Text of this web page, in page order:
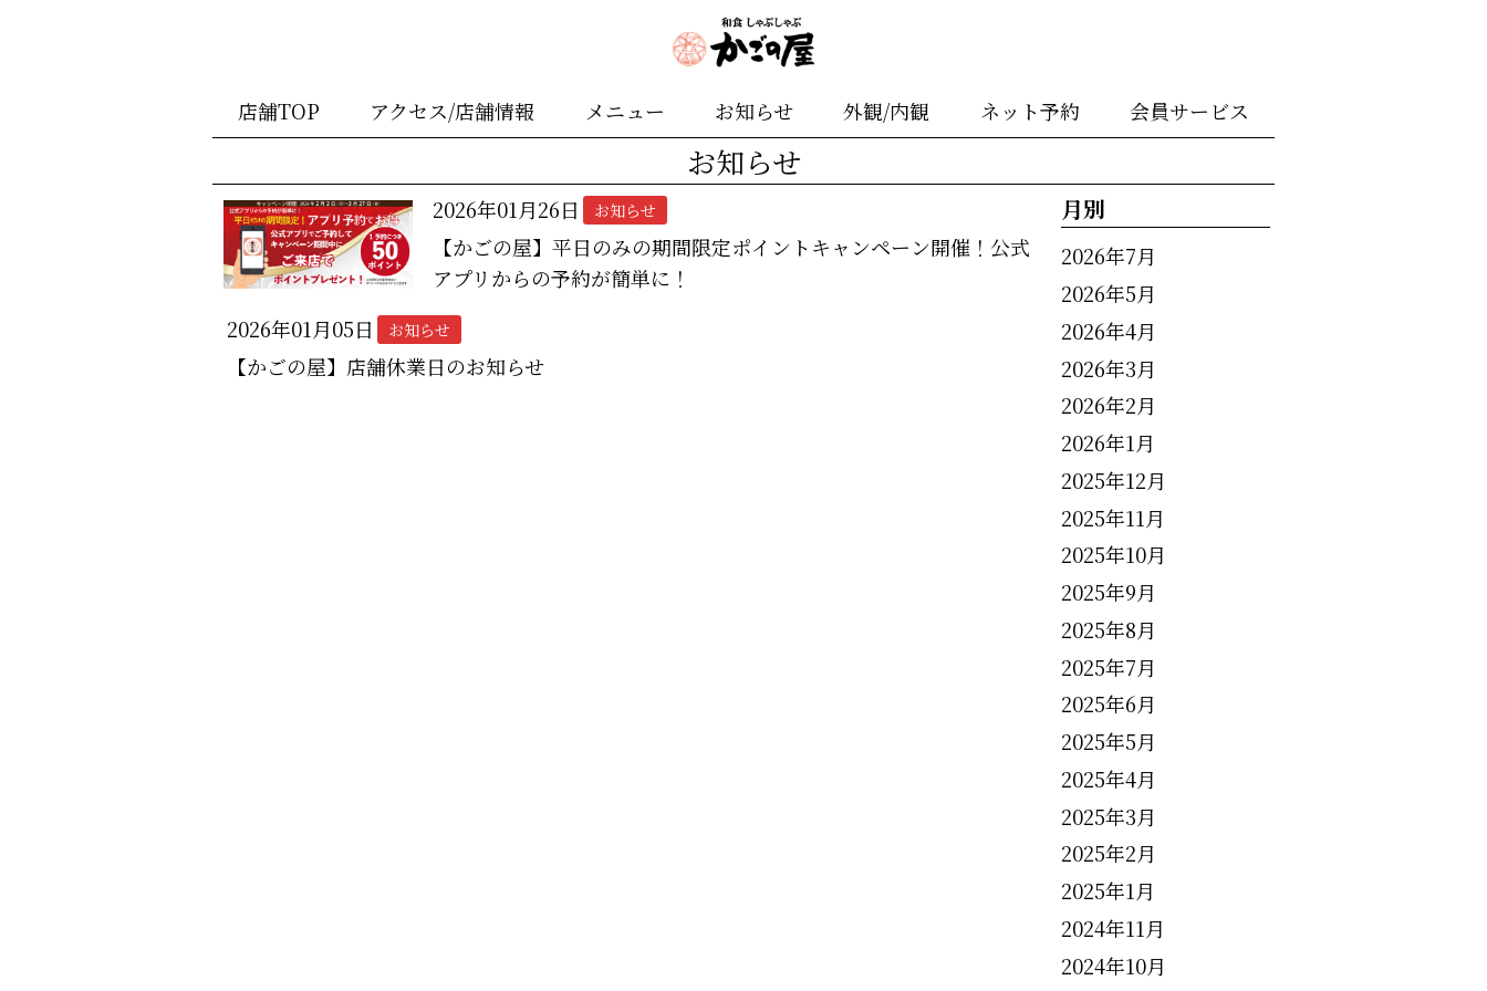
店舗TOP アクセス/店舗情報 メニュー お知らせ 外観/内観 ネット予約 会員サービス
お知らせ
2026年01月26日 お知らせ
【かごの屋】平日のみの期間限定ポイントキャンペーン開催！公式
アプリからの予約が簡単に！
2026年01月05日
お知らせ
【かごの屋】店舗休業日のお知らせ
月別
2026年7月
2026年5月
2026年4月
2026年3月
2026年2月
2026年1月
2025年12月
2025年11月
2025年10月
2025年9月
2025年8月
2025年7月
2025年6月
2025年5月
2025年4月
2025年3月
2025年2月
2025年1月
2024年11月
2024年10月